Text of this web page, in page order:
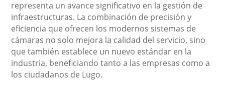
representa un avance significativo en la gestión de
infraestructuras. La combinación de precisión y
eficiencia que ofrecen los modernos sistemas de
cámaras no solo mejora la calidad del servicio, sino
que también establece un nuevo estándar en la
industria, beneficiando tanto a las empresas como a
los ciudadanos de Lugo.